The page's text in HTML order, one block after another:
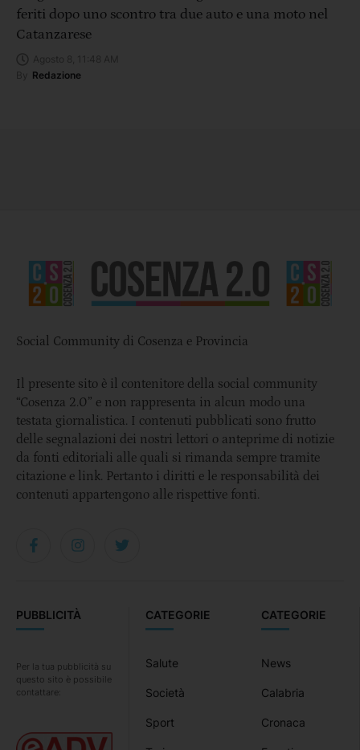
feriti dopo uno scontro tra due auto e una moto nel
Catanzarese
Redazione
CATEGORIE
News
Calabria
Cronaca
CATEGORIE
Salute
Società
Sport
PUBBLICITÀ
Per la tua pubblicità su
questo sito è possibile
contattare:
Social Community di Cosenza e Provincia
Il presente sito è il contenitore della social community
“Cosenza 2.0” e non rappresenta in alcun modo una
testata giornalistica. I contenuti pubblicati sono frutto
delle segnalazioni dei nostri lettori o anteprime di notizie
da fonti editoriali alle quali si rimanda sempre tramite
citazione e link. Pertanto i diritti e le responsabilità dei
contenuti appartengono alle rispettive fonti.